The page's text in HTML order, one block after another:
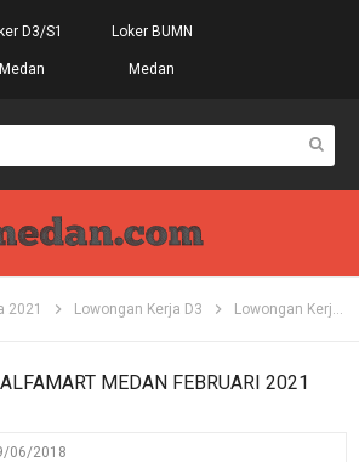
D3/S1
Medan
Loker BUMN
Medan
2021 Lowongan Kerja D3 Lowongan Kerja Medan
MEDAN FEBRUARI 2021
06/2018